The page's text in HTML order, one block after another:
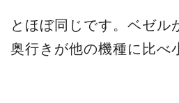
とほぼ同じです。ベゼル
奥行きが他の機種に比べ